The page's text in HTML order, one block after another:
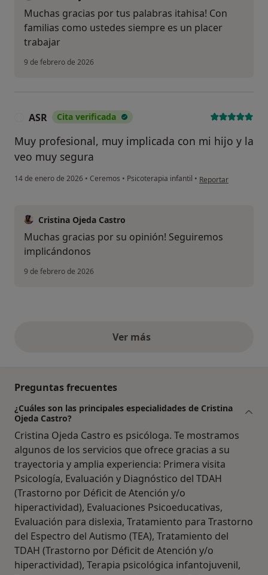
Muchas gracias por tus palabras itahisa! Con
familias como ustedes siempre es un placer
trabajar
9 de febrero de 2026
ASR Cita verificada
Muy profesional, muy implicada con mi hijo y la
veo muy segura
14 de enero de 2026 • Ceremos • Psicoterapia infantil • en opinión del
Reportar
Cristina Ojeda Castro
Muchas gracias por su opinión! Seguiremos
implicándonos
9 de febrero de 2026
Ver másopiniones anteriores
Preguntas frecuentes
¿Cuáles son las principales especialidades de Cristina
Ojeda Castro?
Cristina Ojeda Castro es psicóloga. Te mostramos
algunos de los servicios que ofrece gracias a su
trayectoria y amplia experiencia: Primera visita
Psicología, Evaluación y Diagnóstico del TDAH
(Trastorno por Déficit de Atención y/o
hiperactividad), Evaluaciones Psicoeducativas,
Evaluación para dislexia, Tratamiento para Trastorno
del Espectro del Autismo (TEA), Tratamiento del
TDAH (Trastorno por Déficit de Atención y/o
hiperactividad), Terapia psicológica infantojuvenil,